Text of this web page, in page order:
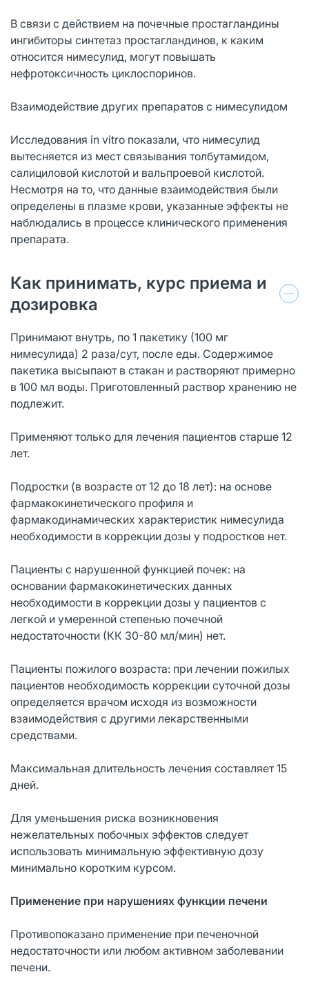
В связи с действием на почечные простагландины
ингибиторы синтетаз простагландинов, к каким
относится нимесулид, могут повышать
нефротоксичность циклоспоринов.
Взаимодействие других препаратов с нимесулидом
Исследования in vitro показали, что нимесулид
вытесняется из мест связывания толбутамидом,
салициловой кислотой и вальпроевой кислотой.
Несмотря на то, что данные взаимодействия были
определены в плазме крови, указанные эффекты не
наблюдались в процессе клинического применения
препарата.
Как принимать, курс приема и
дозировка
Принимают внутрь, по 1 пакетику (100 мг
нимесулида) 2 раза/сут, после еды. Содержимое
пакетика высыпают в стакан и растворяют примерно
в 100 мл воды. Приготовленный раствор хранению не
подлежит.
Применяют только для лечения пациентов старше 12
лет.
Подростки (в возрасте от 12 до 18 лет): на основе
фармакокинетического профиля и
фармакодинамических характеристик нимесулида
необходимости в коррекции дозы у подростков нет.
Пациенты с нарушенной функцией почек: на
основании фармакокинетических данных
необходимости в коррекции дозы у пациентов с
легкой и умеренной степенью почечной
недостаточности (КК 30-80 мл/мин) нет.
Пациенты пожилого возраста: при лечении пожилых
пациентов необходимость коррекции суточной дозы
определяется врачом исходя из возможности
взаимодействия с другими лекарственными
средствами.
Максимальная длительность лечения составляет 15
дней.
Для уменьшения риска возникновения
нежелательных побочных эффектов следует
использовать минимальную эффективную дозу
минимально коротким курсом.
Применение при нарушениях функции печени
Противопоказано применение при печеночной
недостаточности или любом активном заболевании
печени.